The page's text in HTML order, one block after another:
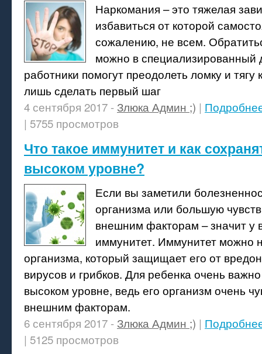
Наркомания – это тяжелая
избавиться от которой
сожалению, не всем.
можно в специализированный
работники помогут преодолеть ломку и тягу
лишь сделать первый шаг
4 сентября 2017 - Злюка Админ ;) |
| 5755 просмотров
Что такое иммунитет и как
высоком уровне?
Если вы заметили
организма или большую
внешним факторам – значит у
иммунитет. Иммунитет можно
организма, который защищает его от
вирусов и грибков. Для ребенка очень
высоком уровне, ведь его организм очень
внешним факторам.
6 сентября 2017 - Злюка Админ ;) |
| 5125 просмотров